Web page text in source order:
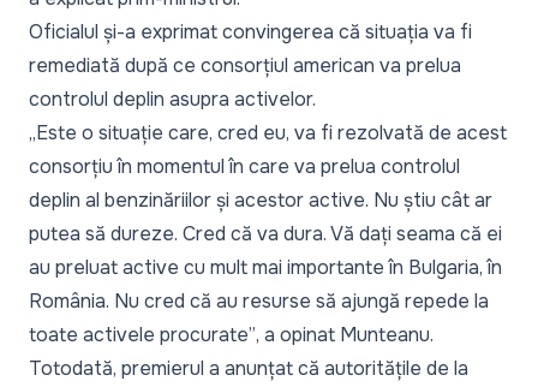
Oficialul și-a exprimat convingerea că situația va fi
remediată după ce consorțiul american va prelua
controlul deplin asupra activelor.
„Este o situație care, cred eu, va fi rezolvată de acest
consorțiu în momentul în care va prelua controlul
deplin al benzinăriilor și acestor active. Nu știu cât ar
putea să dureze. Cred că va dura. Vă dați seama că ei
au preluat active cu mult mai importante în Bulgaria, în
România. Nu cred că au resurse să ajungă repede la
toate activele procurate”, a opinat Munteanu.
Totodată, premierul a anunțat că autoritățile de la